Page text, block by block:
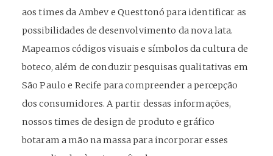
aos times da Ambev e Questtonó para identificar as
possibilidades de desenvolvimento da nova lata.
Mapeamos códigos visuais e símbolos da cultura de
boteco, além de conduzir pesquisas qualitativas em
São Paulo e Recife para compreender a percepção
dos consumidores. A partir dessas informações,
nossos times de design de produto e gráfico
botaram a mão na massa para incorporar esses